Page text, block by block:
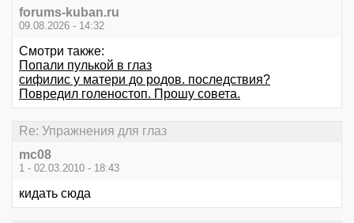
forums-kuban.ru
09.08.2026 - 14:32
Смотри также:
Попали пулькой в глаз
сифилис у матери до родов. последствия?
Повредил голеностоп. Прошу совета.
Re: Упражнения для глаз
mc08
1 - 02.03.2010 - 18:43
кидать сюда